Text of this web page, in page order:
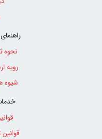
نحوه
رویه
شیوه